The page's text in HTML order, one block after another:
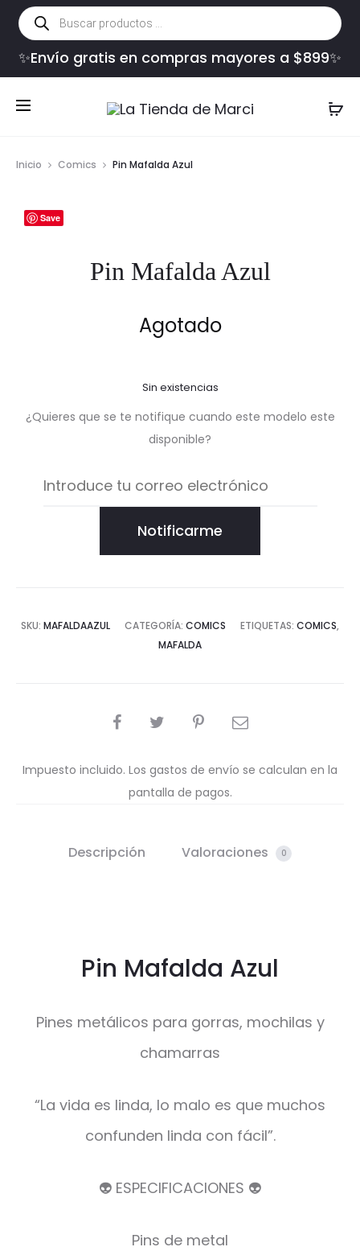
Búsqueda
de
productos
✨Envío gratis en compras mayores a $899✨
Inicio Comics Pin Mafalda Azul
Save
Pin Mafalda Azul
Agotado
Sin existencias
¿Quieres que se te notifique cuando este modelo este
disponible?
Notificarme
SKU: MAFALDAAZUL CATEGORÍA: COMICS ETIQUETAS: COMICS,
MAFALDA
COMPARTIR
Impuesto incluido. Los gastos de envío se calculan en la
pantalla de pagos.
Descripción Valoraciones 0
Pin Mafalda Azul
Pines metálicos para gorras, mochilas y
chamarras
“La vida es linda, lo malo es que muchos
confunden linda con fácil”.
👽 ESPECIFICACIONES 👽
Pins de metal